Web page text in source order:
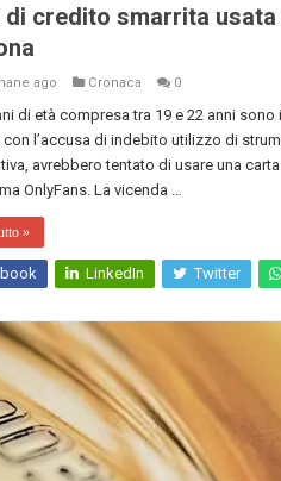
di credito smarrita
ago Cronaca 0
di età compresa tra 19 e 22 anni
con l’accusa di indebito utilizzo di
avrebbero tentato di usare una
OnlyFans. La vicenda …
»
LinkedIn Twitter